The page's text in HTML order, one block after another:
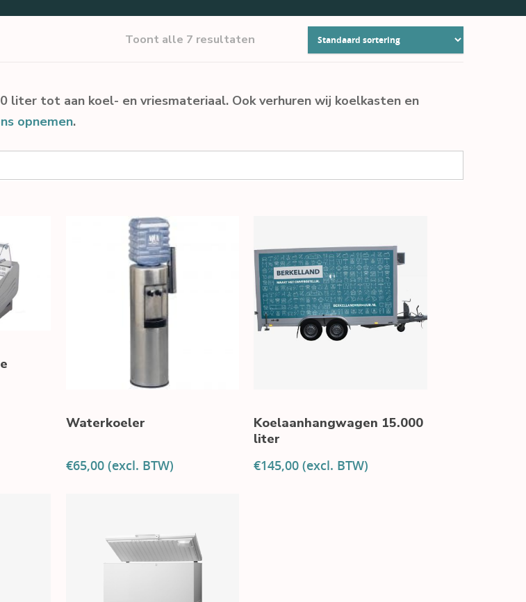
Toont alle 7 resultaten
liter tot aan koel- en vriesmateriaal. Ook verhuren wij koelkasten en
opnemen.
Waterkoeler
€65,00 (excl. BTW)
Koelaanhangwagen 15.000
liter
€145,00 (excl. BTW)